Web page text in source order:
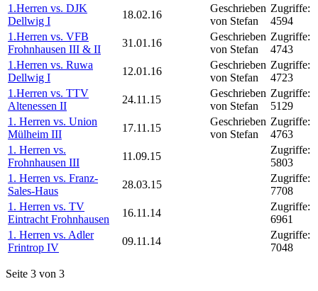
1.Herren vs. DJK
Dellwig I
18.02.16
Geschrieben
von Stefan
Zugriffe:
4594
1.Herren vs. VFB
Frohnhausen III & II
31.01.16
Geschrieben
von Stefan
Zugriffe:
4743
1.Herren vs. Ruwa
Dellwig I
12.01.16
Geschrieben
von Stefan
Zugriffe:
4723
1.Herren vs. TTV
Altenessen II
24.11.15
Geschrieben
von Stefan
Zugriffe:
5129
1. Herren vs. Union
Mülheim III
17.11.15
Geschrieben
von Stefan
Zugriffe:
4763
1. Herren vs.
Frohnhausen III
11.09.15
Zugriffe:
5803
1. Herren vs. Franz-
Sales-Haus
28.03.15
Zugriffe:
7708
1. Herren vs. TV
Eintracht Frohnhausen
16.11.14
Zugriffe:
6961
1. Herren vs. Adler
Frintrop IV
09.11.14
Zugriffe:
7048
Seite 3 von 3